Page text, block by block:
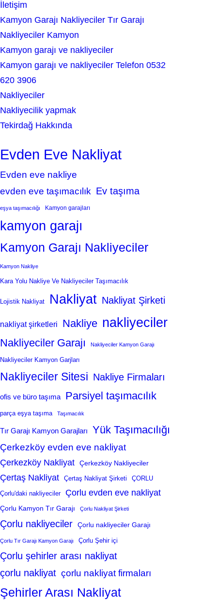
İletişim
Kamyon Garajı Nakliyeciler Tır Garajı
Nakliyeciler Kamyon
Kamyon garajı ve nakliyeciler
Kamyon garajı ve nakliyeciler Telefon 0532
620 3906
Nakliyeciler
Nakliyecilik yapmak
Tekirdağ Hakkında
Evden Eve Nakliyat
Evden eve nakliye
evden eve taşımacılık Ev taşıma
eşya taşımacılığı Kamyon garajları
kamyon garajı
Kamyon Garajı Nakliyeciler
Kamyon Nakliye
Kara Yolu Nakliye Ve Nakliyeciler Taşımacılık
Lojistik Nakliyat Nakliyat Nakliyat Şirketi
nakliyat şirketleri Nakliye nakliyeciler
Nakliyeciler Garajı Nakliyeciler Kamyon Garajı
Nakliyeciler Kamyon Garjları
Nakliyeciler Sitesi Nakliye Firmaları
ofis ve büro taşıma Parsiyel taşımacılık
parça eşya taşıma Taşımacılık
Tır Garajı Kamyon Garajları Yük Taşımacılığı
Çerkezköy evden eve nakliyat
Çerkezköy Nakliyat Çerkezköy Nakliyeciler
Çertaş Nakliyat Çertaş Nakliyat Şirketi ÇORLU
Çorlu'daki nakliyeciler Çorlu evden eve nakliyat
Çorlu Kamyon Tır Garajı Çorlu Nakliyat Şirketi
Çorlu nakliyeciler Çorlu nakliyeciler Garajı
Çorlu Tır Garajı Kamyon Garajı Çorlu Şehir içi
Çorlu şehirler arası nakliyat
çorlu nakliyat çorlu nakliyat firmaları
Şehirler Arası Nakliyat